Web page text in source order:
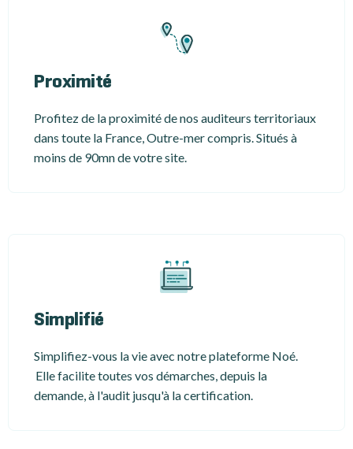
Proximité
Profitez de la proximité de nos auditeurs territoriaux
dans toute la France, Outre-mer compris. Situés à
moins de 90mn de votre site.
Simplifié
Simplifiez-vous la vie avec notre plateforme Noé.
Elle facilite toutes vos démarches, depuis la
demande, à l'audit jusqu'à la certification.